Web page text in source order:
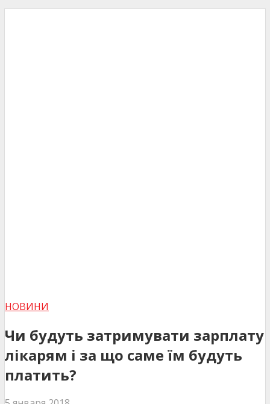
НОВИНИ
Чи будуть затримувати зарплату
лікарям і за що саме їм будуть
платить?